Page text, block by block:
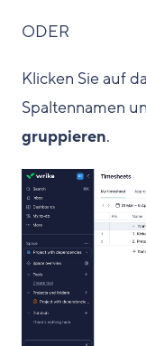
ODER
Klicken Sie auf
Spaltennamen
gruppieren.